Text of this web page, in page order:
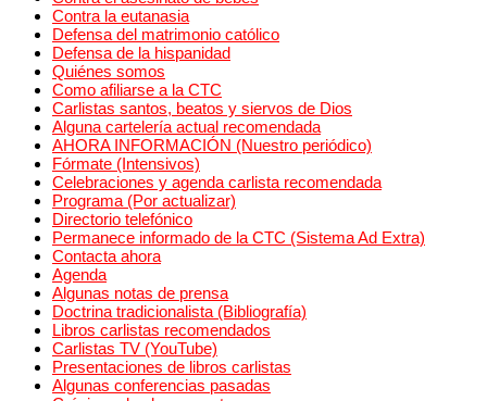
Contra la eutanasia
Defensa del matrimonio católico
Defensa de la hispanidad
Quiénes somos
Como afiliarse a la CTC
Carlistas santos, beatos y siervos de Dios
Alguna cartelería actual recomendada
AHORA INFORMACIÓN (Nuestro periódico)
Fórmate (Intensivos)
Celebraciones y agenda carlista recomendada
Programa (Por actualizar)
Directorio telefónico
Permanece informado de la CTC (Sistema Ad Extra)
Contacta ahora
Agenda
Algunas notas de prensa
Doctrina tradicionalista (Bibliografía)
Libros carlistas recomendados
Carlistas TV (YouTube)
Presentaciones de libros carlistas
Algunas conferencias pasadas